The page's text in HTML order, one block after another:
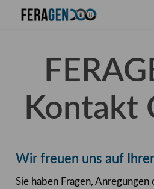
Kontakt
Wir freuen uns auf
Sie haben Fragen, Anregungen